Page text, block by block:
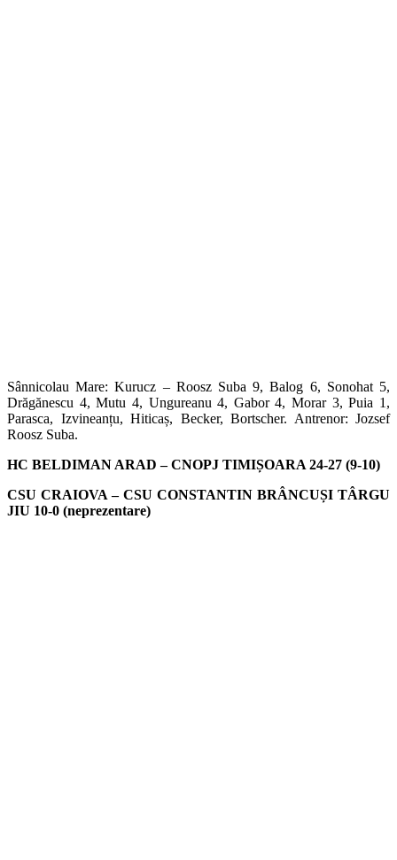
Sânnicolau Mare: Kurucz – Roosz Suba 9, Balog 6, Sonohat 5,
Drăgănescu 4, Mutu 4, Ungureanu 4, Gabor 4, Morar 3, Puia 1,
Parasca, Izvineanțu, Hiticaș, Becker, Bortscher. Antrenor: Jozsef
Roosz Suba.
HC BELDIMAN ARAD – CNOPJ TIMIȘOARA 24-27 (9-10)
CSU CRAIOVA – CSU CONSTANTIN BRÂNCUȘI TÂRGU
JIU 10-0 (neprezentare)